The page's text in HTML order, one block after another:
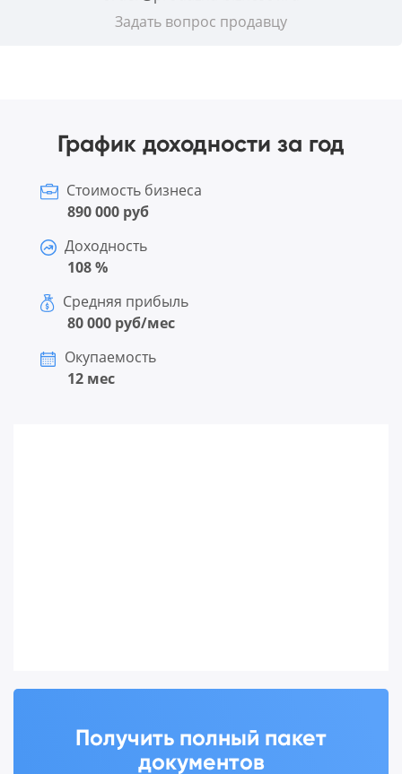
Задать вопрос продавцу
График доходности за год
Стоимость бизнеса
890 000 руб
Доходность
108 %
Средняя прибыль
80 000 руб/мес
Окупаемость
12 мес
Получить полный пакет
документов